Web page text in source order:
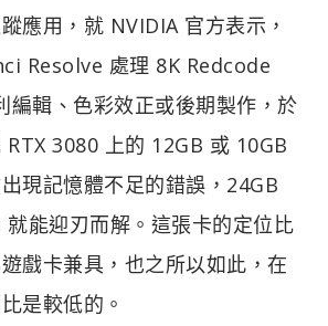
應用，就 NVIDIA 官方表示，
Resolve 處理 8K Redcode
編輯、色彩效正或後期製作，於
3080 上的 12GB 或 10GB
現記憶體不足的錯誤，24GB
能迎刃而解。這張卡的定位比
戲卡兼具，也之所以如此，在
是較低的。